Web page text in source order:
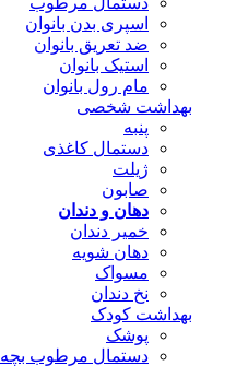
اسپری بدن بانوان
ضد تعریق بانوان
استیک بانوان
مام رول بانوان
بهداشت شخصی
پنبه
دستمال کاغذی
ژیلت
صابون
دهان و دندان
خمیر دندان
دهان شویه
مسواک
نخ دندان
بهداشت کودک
پوشک
دستمال مرطوب بچه